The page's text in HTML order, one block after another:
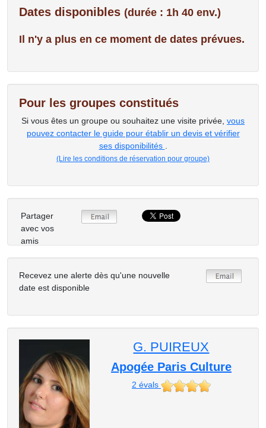
Dates disponibles (durée : 1h 40 env.)
Il n'y a plus en ce moment de dates prévues.
Pour les groupes constitués
Si vous êtes un groupe ou souhaitez une visite privée, vous
pouvez contacter le guide pour établir un devis et vérifier
ses disponibilités
(Lire les conditions de réservation pour groupe)
Partager
avec vos
amis
Recevez une alerte dès qu'une nouvelle
date est disponible
G. PUIREUX
Apogée Paris Culture
2 évals